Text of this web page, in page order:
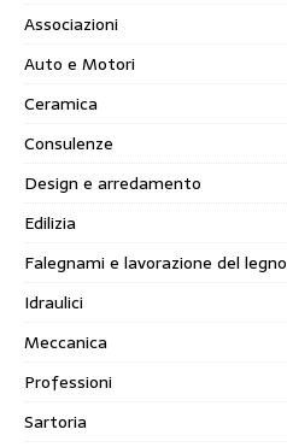
Associazioni
Auto e Motori
Ceramica
Consulenze
Design e arredamento
Edilizia
Falegnami e lavorazione del legno
Idraulici
Meccanica
Professioni
Sartoria